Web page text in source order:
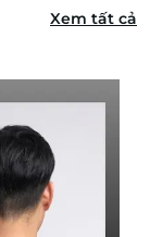
Xem tất cả